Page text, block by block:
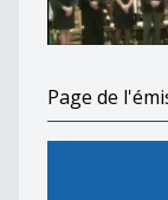
Page de